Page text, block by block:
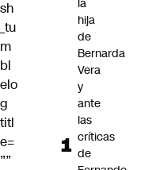
sh
_tu
m
bl
elo
g
titl
e=
””
la
hija
de
Bernarda
Vera
y
ante
las
críticas
de